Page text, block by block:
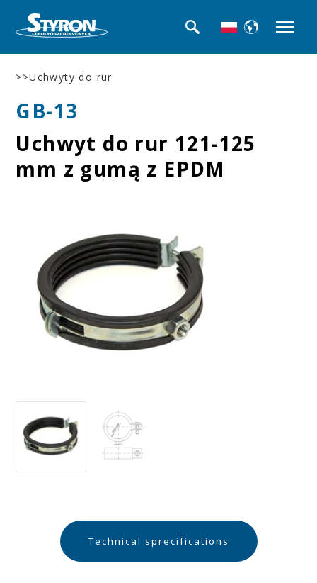
>>Uchwyty do rur
GB-13
Uchwyt do rur 121-125
mm z gumą z EPDM
Technical sprecifications